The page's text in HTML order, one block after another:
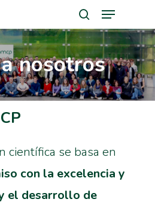
search
Menu
nosotros
científica se basa en
con la excelencia y
el desarrollo de
Close
Menu